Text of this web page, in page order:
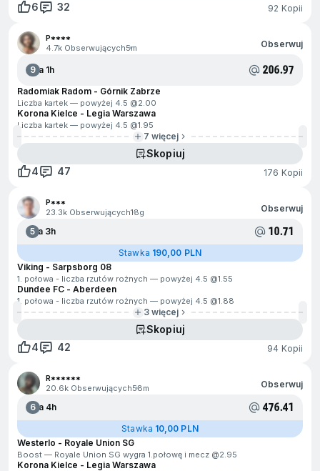
6
32 92 Kopii
P****
4.7k Obserwujących5m Obserwuj
9Za 1h 206.97
Radomiak Radom - Górnik Zabrze
Liczba kartek — powyżej 4.5 @2.00
Korona Kielce - Legia Warszawa
Liczba kartek — powyżej 4.5 @1.95
7 więcej
Skopiuj
4
47 176 Kopii
P***
23.3k Obserwujących18g Obserwuj
5Za 3h 10.71
Stawka 190,00 PLN
Viking - Sarpsborg 08
1. połowa - liczba rzutów rożnych — powyżej 4.5 @1.55
Dundee FC - Aberdeen
1. połowa - liczba rzutów rożnych — powyżej 4.5 @1.88
3 więcej
Skopiuj
4
42 94 Kopii
R******
20.6k Obserwujących58m Obserwuj
6Za 4h 476.41
Stawka 10,00 PLN
Westerlo - Royale Union SG
Boost — Royale Union SG wygra 1.połowę i mecz @2.95
Korona Kielce - Legia Warszawa